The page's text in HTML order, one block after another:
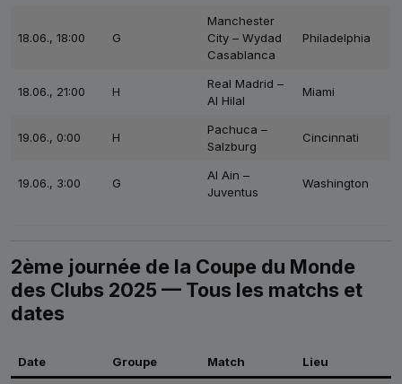
18.06., 18:00 G
Manchester
City – Wydad
Casablanca
Philadelphia
18.06., 21:00 H
Real Madrid –
Al Hilal
Miami
19.06., 0:00 H
Pachuca –
Salzburg
Cincinnati
19.06., 3:00 G
Al Ain –
Juventus
Washington
2ème journée de la Coupe du Monde
des Clubs 2025 — Tous les matchs et
dates
Date Groupe Match Lieu